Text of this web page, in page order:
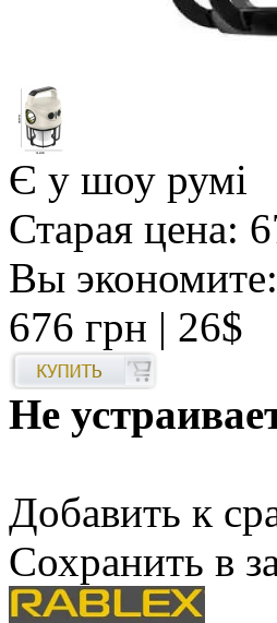
Є у шоу румі
Старая цена:
Вы экономите:
676 грн | 26$
Не
Добавить к
Сохранить в